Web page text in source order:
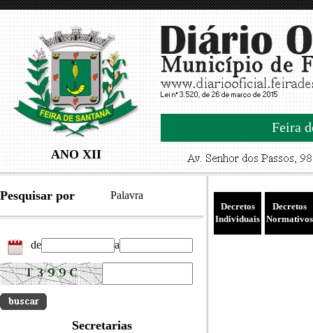
ANO XII
Feira
Pesquisar por Palavra
de a
Secretarias
Decretos
Individuais
Decretos
Normativos